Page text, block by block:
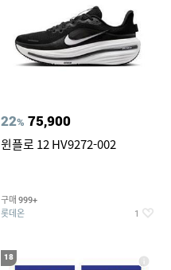
22% 75,900
윈플로 12 HV9272-002
구매 999+
롯데온 1
18